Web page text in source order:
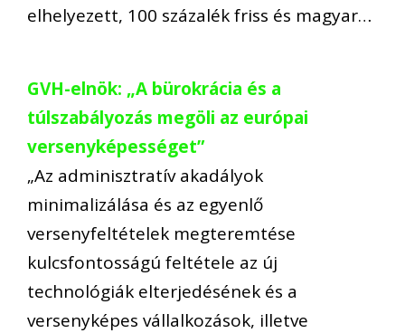
elhelyezett, 100 százalék friss és magyar…
GVH-elnök: „A bürokrácia és a
túlszabályozás megöli az európai
versenyképességet”
„Az adminisztratív akadályok
minimalizálása és az egyenlő
versenyfeltételek megteremtése
kulcsfontosságú feltétele az új
technológiák elterjedésének és a
versenyképes vállalkozások, illetve